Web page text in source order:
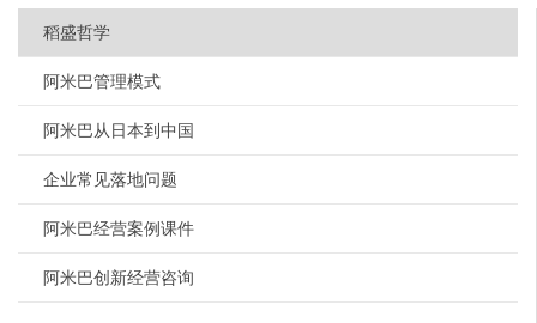
稻盛哲学
阿米巴管理模式
阿米巴从日本到中国
企业常见落地问题
阿米巴经营案例课件
阿米巴创新经营咨询